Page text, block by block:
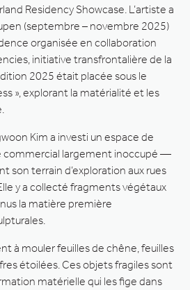
Residency Showcase. L’artiste a
(septembre – novembre 2025)
organisée en collaboration
initiative transfrontalière de la
2025 était placée sous le
», explorant la matérialité et les
Kim a investi un espace de
commercial largement inoccupé —
son terrain d’exploration aux rues
y a collecté fragments végétaux
la matière première
à mouler feuilles de chêne, feuilles
étoilées. Ces objets fragiles sont
matérielle qui les fige dans